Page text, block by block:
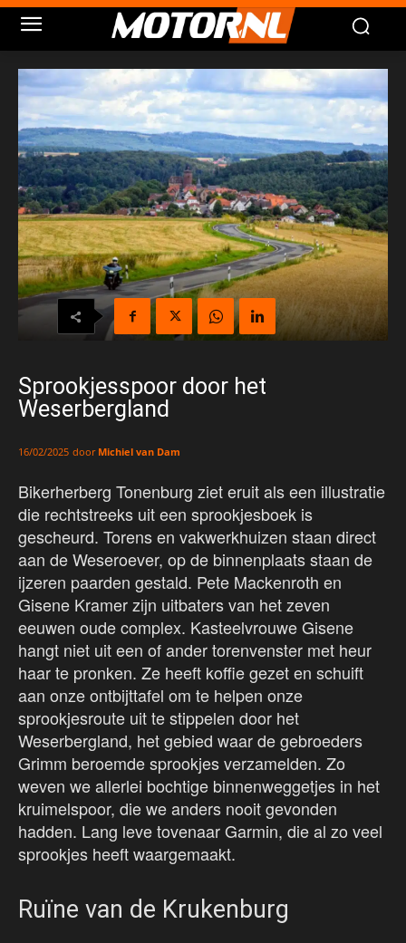
Sprookjesspoor door het
Weserbergland
16/02/2025 door Michiel van Dam
Bikerherberg Tonenburg ziet eruit als een illustratie
die rechtstreeks uit een sprookjesboek is
gescheurd. Torens en vakwerkhuizen staan direct
aan de Weseroever, op de binnenplaats staan de
ijzeren paarden gestald. Pete Mackenroth en
Gisene Kramer zijn uitbaters van het zeven
eeuwen oude complex. Kasteelvrouwe Gisene
hangt niet uit een of ander torenvenster met heur
haar te pronken. Ze heeft koffie gezet en schuift
aan onze ontbijttafel om te helpen onze
sprookjesroute uit te stippelen door het
Weserbergland, het gebied waar de gebroeders
Grimm beroemde sprookjes verzamelden. Zo
weven we allerlei bochtige binnenweggetjes in het
kruimelspoor, die we anders nooit gevonden
hadden. Lang leve tovenaar Garmin, die al zo veel
sprookjes heeft waargemaakt.
Ruïne van de Krukenburg